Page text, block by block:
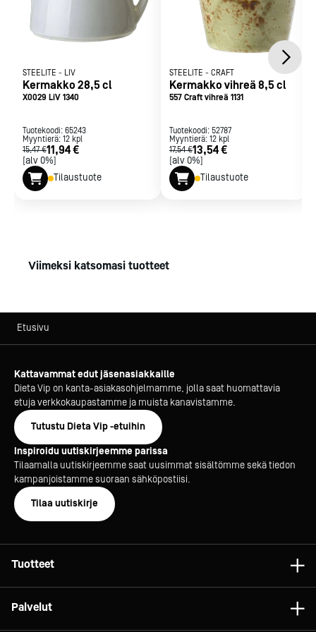
STEELITE - LIV
Kermakko 28,5 cl
X0029 LiV 1340
Tuotekoodi: 65243
Myyntierä: 12 kpl
15,47 €11,94 €
[alv 0%]
Tilaustuote
STEELITE - CRAFT
Kermakko vihreä 8,5 cl
557 Craft vihreä 1131
Tuotekoodi: 52787
Myyntierä: 12 kpl
17,54 €13,54 €
[alv 0%]
Tilaustuote
Viimeksi katsomasi tuotteet
Etusivu
Kattavammat edut jäsenasiakkaille
Dieta Vip on kanta-asiakasohjelmamme, jolla saat huomattavia
etuja verkkokaupastamme ja muista kanavistamme.
Tutustu Dieta Vip -etuihin
Inspiroidu uutiskirjeemme parissa
Tilaamalla uutiskirjeemme saat uusimmat sisältömme sekä tiedon
kampanjoistamme suoraan sähköpostiisi.
Tilaa uutiskirje
Tuotteet
Palvelut